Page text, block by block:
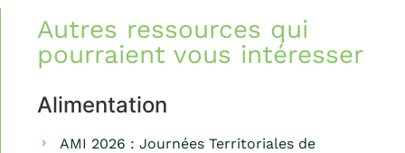
Autres ressources qui
pourraient vous intéresser
Alimentation
AMI 2026 : Journées Territoriales de